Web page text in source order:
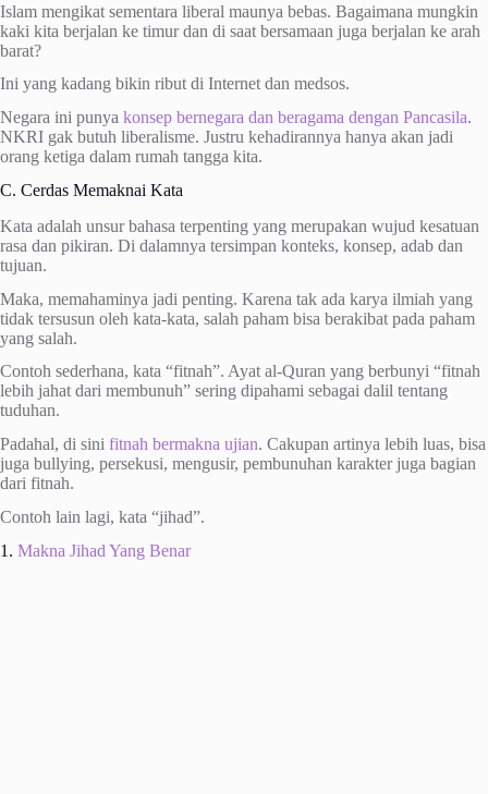
Islam mengikat sementara liberal maunya bebas. Bagaimana mungkin
kaki kita berjalan ke timur dan di saat bersamaan juga berjalan ke arah
barat?
Ini yang kadang bikin ribut di Internet dan medsos.
Negara ini punya konsep bernegara dan beragama dengan Pancasila.
NKRI gak butuh liberalisme. Justru kehadirannya hanya akan jadi
orang ketiga dalam rumah tangga kita.
C. Cerdas Memaknai Kata
Kata adalah unsur bahasa terpenting yang merupakan wujud kesatuan
rasa dan pikiran. Di dalamnya tersimpan konteks, konsep, adab dan
tujuan.
Maka, memahaminya jadi penting. Karena tak ada karya ilmiah yang
tidak tersusun oleh kata-kata, salah paham bisa berakibat pada paham
yang salah.
Contoh sederhana, kata “fitnah”. Ayat al-Quran yang berbunyi “fitnah
lebih jahat dari membunuh” sering dipahami sebagai dalil tentang
tuduhan.
Padahal, di sini fitnah bermakna ujian. Cakupan artinya lebih luas, bisa
juga bullying, persekusi, mengusir, pembunuhan karakter juga bagian
dari fitnah.
Contoh lain lagi, kata “jihad”.
1. Makna Jihad Yang Benar